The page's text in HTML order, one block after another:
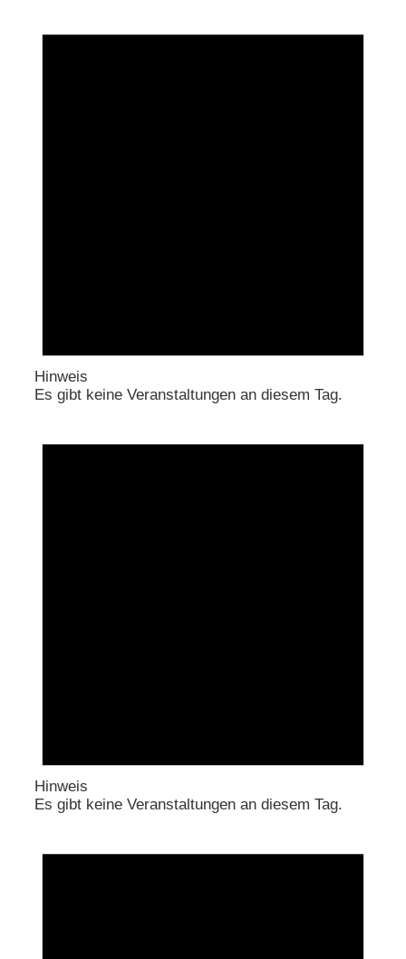
Hinweis
Es gibt keine Veranstaltungen an diesem Tag.
Hinweis
Es gibt keine Veranstaltungen an diesem Tag.